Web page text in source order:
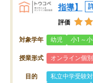
指導】
評価
対象学年 幼児 小1～
授業形式 オンライン個
目的 私立中学受験